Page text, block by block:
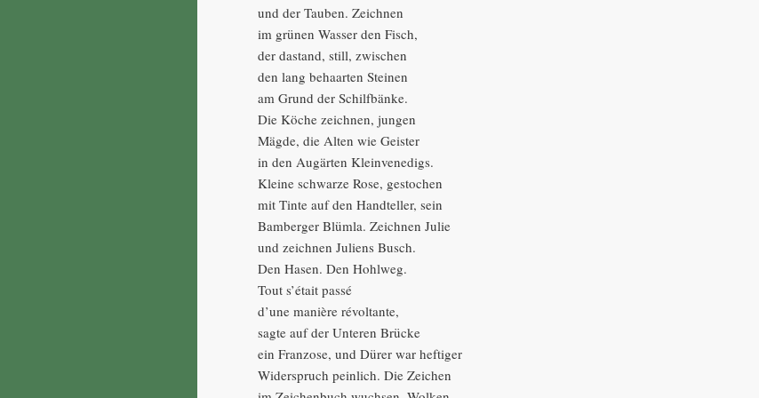
und der Tauben. Zeichnen
im grünen Wasser den Fisch,
der dastand, still, zwischen
den lang behaarten Steinen
am Grund der Schilfbänke.
Die Köche zeichnen, jungen
Mägde, die Alten wie Geister
in den Augärten Kleinvenedigs.
Kleine schwarze Rose, gestochen
mit Tinte auf den Handteller, sein
Bamberger Blümla. Zeichnen Julie
und zeichnen Juliens Busch.
Den Hasen. Den Hohlweg.
Tout s’était passé
d’une manière révoltante,
sagte auf der Unteren Brücke
ein Franzose, und Dürer war heftiger
Widerspruch peinlich. Die Zeichen